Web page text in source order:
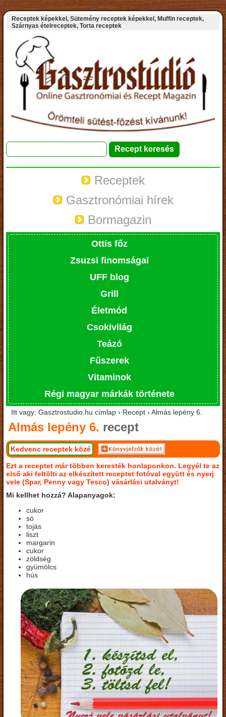
Receptek képekkel, Sütemény receptek képekkel, Muffin receptek,
Szárnyas ételreceptek, Torta receptek
Receptek
Gasztronómiai hírek
Bormagazin
Ottis főz
Zsuzsi finomságai
UFF blog
Grill
Életmód
Csokivilág
Teázó
Fűszerek
Vitaminok
Régi magyar márkák története
Itt vagy: Gasztrostudio.hu címlap › Recept › Almás lepény 6.
Almás lepény 6. recept
Kedvenc receptek közé
Ezt a receptet már többen keresték honlaponkon. Legyél te az
első aki feltölti az elkészített receptet fotóval együtt és nyerj
vele (Spar, Penny vagy Tesco) vásárlási utalványt!
Mi kellhet hozzá? Alapanyagok:
cukor
só
tojás
liszt
margarin
cukor
zöldség
gyümölcs
hús